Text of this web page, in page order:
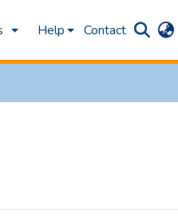
Help Contact